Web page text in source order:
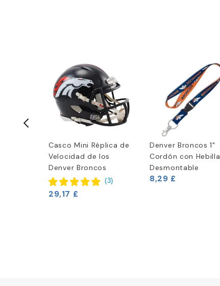
Casco Mini Réplica de
Velocidad de los
Denver Broncos
(3)
29,17 £
Denver Broncos 1"
Cordón con Hebilla
Desmontable
8,29 £